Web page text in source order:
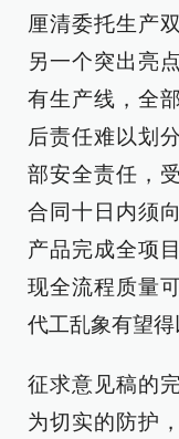
厘清委托生产
另一个突出亮
有生产线，全
后责任难以划
部安全责任，
合同十日内须
产品完成全项
现全流程质量
代工乱象有望得
征求意见稿的
为切实的防护